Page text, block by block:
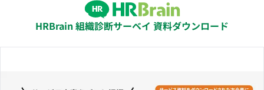
HRBrain 組織診断サーベイ 資料ダウンロード